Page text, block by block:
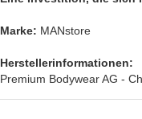
Marke: MANstore
Herstellerinformationen:
Premium Bodywear AG -